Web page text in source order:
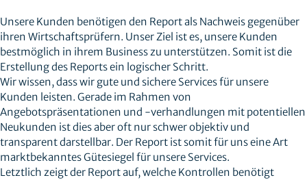
Unsere Kunden benötigen den Report als Nachweis gegenüber
ihren Wirtschaftsprüfern. Unser Ziel ist es, unsere Kunden
bestmöglich in ihrem Business zu unterstützen. Somit ist die
Erstellung des Reports ein logischer Schritt.
Wir wissen, dass wir gute und sichere Services für unsere
Kunden leisten. Gerade im Rahmen von
Angebotspräsentationen und -verhandlungen mit potentiellen
Neukunden ist dies aber oft nur schwer objektiv und
transparent darstellbar. Der Report ist somit für uns eine Art
marktbekanntes Gütesiegel für unsere Services.
Letztlich zeigt der Report auf, welche Kontrollen benötigt